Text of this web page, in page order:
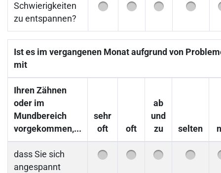
Schwierigkeiten
zu entspannen?
Ist es im vergangenen Monat aufgrund von
mit
Ihren Zähnen
oder im
Mundbereich
vorgekommen,...
sehr
oft
oft
ab
und
zu
selten
dass Sie sich
angespannt